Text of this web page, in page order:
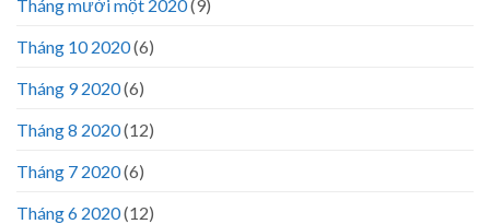
Tháng mười một 2020(9)
Tháng 10 2020(6)
Tháng 9 2020(6)
Tháng 8 2020(12)
Tháng 7 2020(6)
Tháng 6 2020(12)